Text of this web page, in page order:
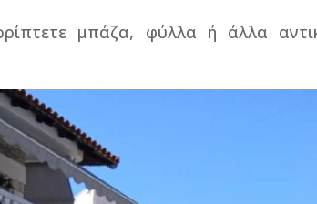
μπάζα, φύλλα ή άλλα